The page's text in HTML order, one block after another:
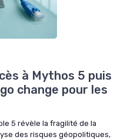
à Mythos 5 puis
change pour les
5 révèle la fragilité de la
des risques géopolitiques,